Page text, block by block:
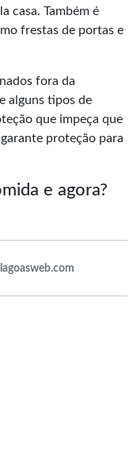
casa. Também é
frestas de portas e
fora da
alguns tipos de
que impeça que
proteção para
e agora?